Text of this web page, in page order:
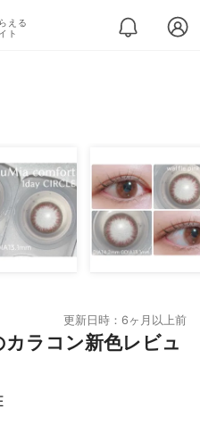
える
ト
更新日時：6ヶ月以上前
ラコン新色レビュ